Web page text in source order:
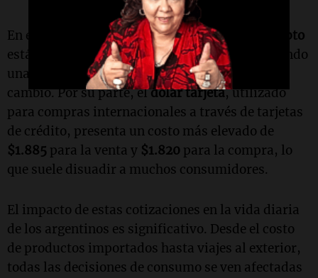
En el ámbito de las criptomonedas, el
dólar cripto
está valuado en$1.498.3para la venta, mostrando
una leve diferencia respecto a los otros tipos de
cambio. Por su parte, eldólar tarjeta, utilizado
para compras internacionales a través de tarjetas
de crédito, presenta un costo más elevado de
$1.885 para la venta y $1.820 para la compra, lo
que suele disuadir a muchos consumidores.
El impacto de estas cotizaciones en la vida diaria
de los argentinos es significativo. Desde el costo
de productos importados hasta viajes al exterior,
todas las decisiones de consumo se ven afectadas